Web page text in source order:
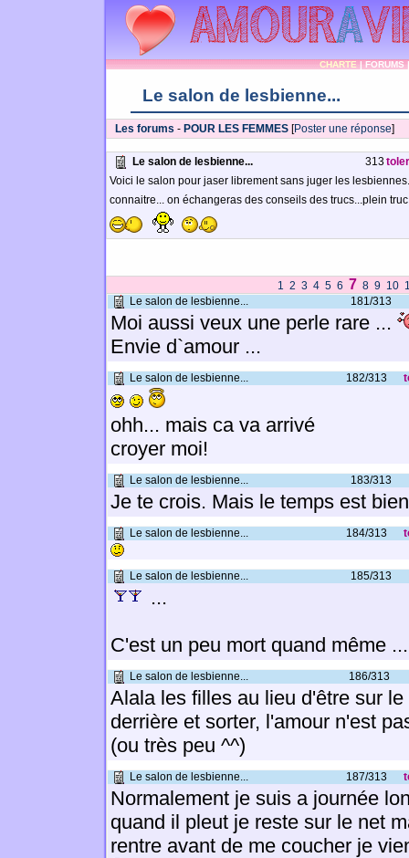
CHARTE|FORUMS
Le salon de lesbienne...
Les forums - POUR LES FEMMES [Poster une réponse]
Le salon de lesbienne... 313
Voici le salon pour jaser librement sans juger les
connaitre... on échangeras des conseils des trucs...plein
1 2 3 4 5 6 7 8 9 10
Le salon de lesbienne...
181/313
Moi aussi veux une perle rare ...
Envie d`amour ...
Le salon de lesbienne... 182/313
ohh... mais ca va arrivé
croyer moi!
Le salon de lesbienne... 183/313
Je te crois. Mais le temps est
Le salon de lesbienne... 184/313
Le salon de lesbienne... 185/313
...
C'est un peu mort quand même ...
Le salon de lesbienne... 186/313
Alala les filles au lieu d'être sur
derrière et sorter, l'amour n'est
(ou très peu ^^)
Le salon de lesbienne... 187/313
Normalement je suis a journée
quand il pleut je reste sur le net
rentre avant de me coucher je